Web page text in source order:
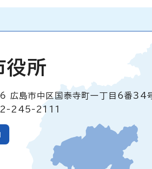
役所
広島市中区国泰寺町一丁目6番34
245-2111